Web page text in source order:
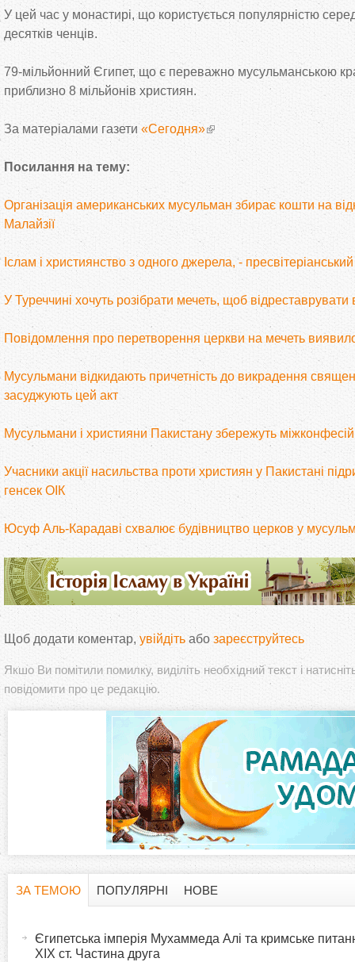
У цей час у монастирі, що користується популярністю
десятків ченців.
79-мільйонний Єгипет, що є переважно мусульманською
приблизно 8 мільйонів християн.
За матеріалами газети «Сегодня»
Посилання на тему:
Організація американських мусульман збирає кошти на
Малайзії
Іслам і християнство з одного джерела, -
У Туреччині хочуть розібрати мечеть, щоб відреставрувати
Повідомлення про перетворення церкви на мечеть
Мусульмани відкидають причетність до викрадення
засуджують цей акт
Мусульмани і християни Пакистану збережуть
Учасники акції насильства проти християн у Пакистані
генсек ОІК
Юсуф Аль-Карадаві схвалює будівництво церков у
Щоб додати коментар, увійдіть або зареєструйтесь
Якшо Ви помітили помилку, виділіть необхідний текст і
повідомити про це редакцію.
ЗА ТЕМОЮ
ПОПУЛЯРНІ НОВЕ
Єгипетська імперія Мухаммеда Алі та кримське
XIX ст. Частина друга